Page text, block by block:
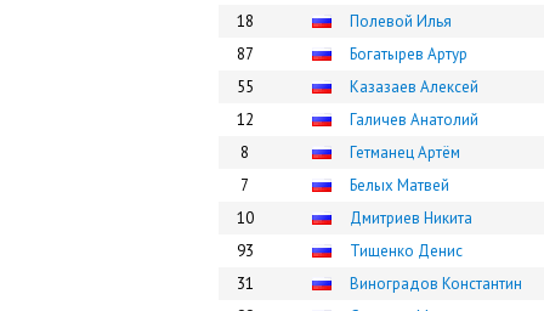
18
Полевой Илья
87
Богатырев Артур
55
Казазаев Алексей
12
Галичев Анатолий
8
Гетманец Артём
7
Белых Матвей
10
Дмитриев Никита
93
Тищенко Денис
31
Виноградов Константин